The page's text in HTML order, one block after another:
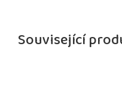
Související